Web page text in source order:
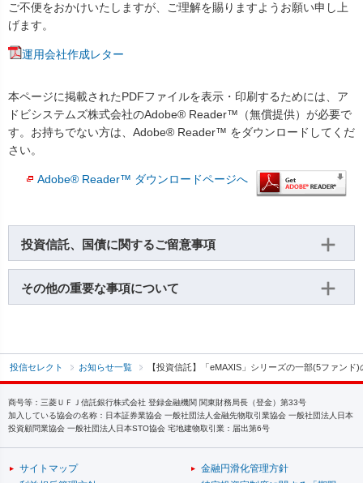
ご不便をおかけいたしますが、ご理解を賜りますようお願い申し上
げます。
運用会社作成レター
本ページに掲載されたPDFファイルを表示・印刷するためには、ア
ドビシステムズ株式会社のAdobe® Reader™（無償提供）が必要で
す。お持ちでない方は、Adobe® Reader™ をダウンロードしてくだ
さい。
Adobe® Reader™ ダウンロードページへ
投資信託、国債に関するご留意事項
その他の重要な事項について
投信セレクト お知らせ一覧 【投資信託】「eMAXIS」シリーズの一部(5ファンド
商号等：三菱ＵＦＪ信託銀行株式会社 登録金融機関 関東財務局長（登金）第33号
加入している協会の名称：日本証券業協会 一般社団法人金融先物取引業協会 一般社団法人日本
投資顧問業協会 一般社団法人日本STO協会 宅地建物取引業：届出第6号
サイトマップ
金融円滑化管理方針